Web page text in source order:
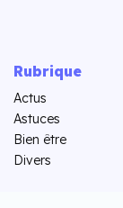
Rubrique
Actus
Astuces
Bien être
Divers